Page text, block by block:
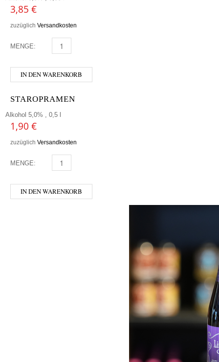
3,85 €
zuzüglich Versandkosten
MENGE: BEVOG - TAK MENGE
IN DEN WARENKORB
STAROPRAMEN
Alkohol 5,0% , 0,5 l
1,90 €
zuzüglich Versandkosten
MENGE: STAROPRAMEN MENGE
IN DEN WARENKORB